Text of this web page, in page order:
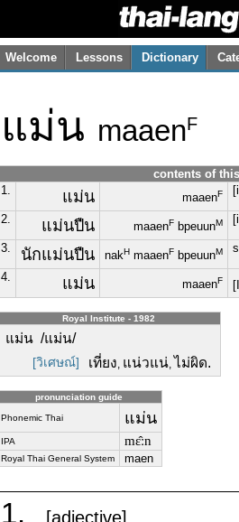
Welcome Lessons Dictionary
แม่น maaenF
contents of
1.
แม่น maaenF
2. แม่นปืน maaenF bpeuunM
3. นักแม่นปืน nakH maaenF bpeuunM
4. แม่น maaenF
Royal Institute - 1982
แม่น /แม่น/
[วิเศษณ์] เที่ยง, แน่วแน่, ไม่ผิด.
pronunciation guide
Phonemic Thai แม่น
IPA mɛ̂ːn
Royal Thai General System maen
1. [adjective]